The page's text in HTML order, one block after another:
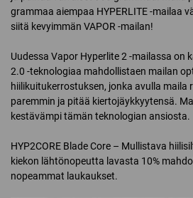
grammaa aiempaa HYPERLITE -mailaa
siitä kevyimmän VAPOR -mailan!
Uudessa Vapor Hyperlite 2 -mailassa on
2.0 -teknologiaa mahdollistaen mailan
hiilikuitukerrostuksen, jonka avulla maila
paremmin ja pitää kiertojäykkyytensä.
kestävämpi tämän teknologian ansiosta.
HYP2CORE Blade Core – Mullistava
kiekon lähtönopeutta lavasta 10%
nopeammat laukaukset.